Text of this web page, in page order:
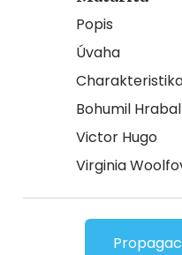
Popis
Úvaha
Bohumil Hrabal
Victor Hugo
Virginia